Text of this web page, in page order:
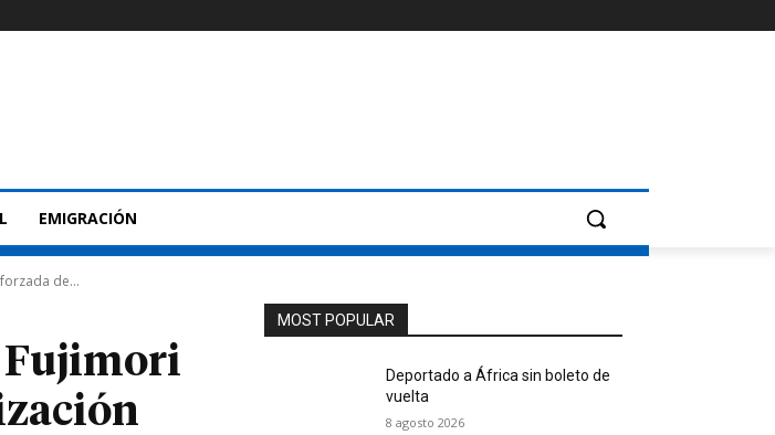
EMIGRACIÓN
de...
Fujimori
MOST POPULAR
Deportado a África sin boleto de
vuelta
8 agosto 2026